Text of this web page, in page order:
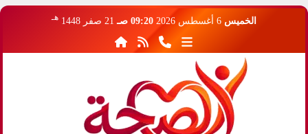
الخميس 09:20 صـ 21 صفر 1448 هـ